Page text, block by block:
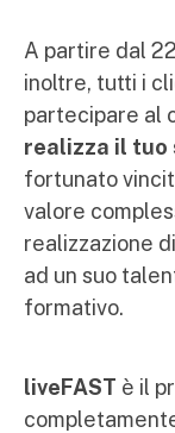
A partire dal
inoltre, tutti i
partecipare al
realizza il tuo
fortunato
valore
realizzazione
ad un suo
formativo.
liveFAST è il